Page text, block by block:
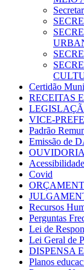
Certidão
RECEITAS
VICE-
Padrão
Emissão de
OUVIDORIA
Acessibilidade
Covid
Recursos
Perguntas
Lei de
Lei Geral de
DISPENSA
Planos